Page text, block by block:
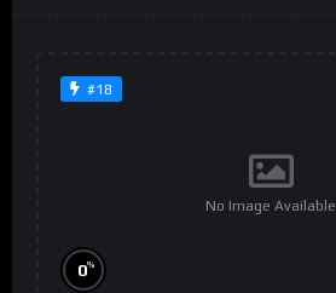
#18
No Image Available
0%